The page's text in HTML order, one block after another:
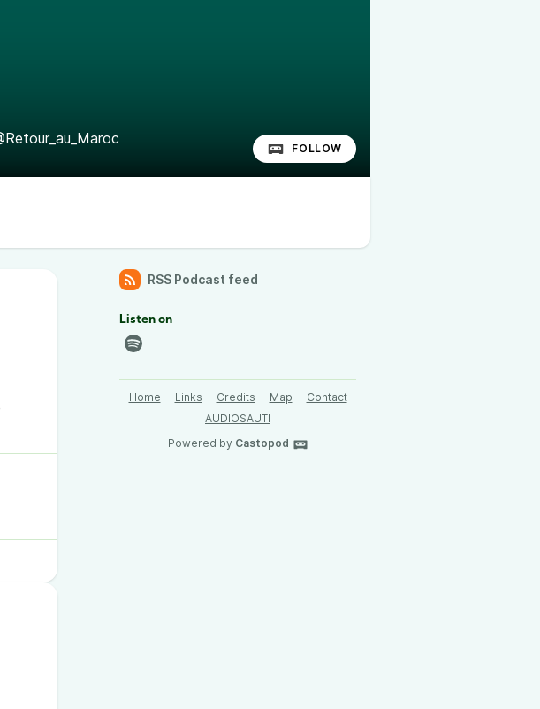
FOLLOW
RSS Podcast feed
Listen on
Home Links Credits Map
Contact
AUDIOSAUTI
Powered by Castopod